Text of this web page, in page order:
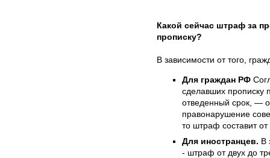
Какой сейчас штраф за
прописку?
В зависимости от того,
Для граждан РФ
сделавших прописку
отведенный срок, —
правонарушение
то штраф составит
Для иностранцев. В
- штраф от двух до